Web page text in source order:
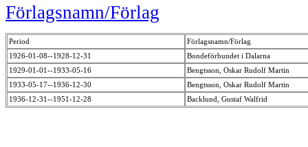
Förlagsnamn/Förlag
Period
Förlagsnamn/Förlag
1926-01-08--1928-12-31
Bondeförbundet i Dalarna
1929-01-01--1933-05-16
Bengtsson, Oskar Rudolf Martin
1933-05-17--1936-12-30
Bengtsson, Oskar Rudolf Martin
1936-12-31--1951-12-28
Backlund, Gustaf Walfrid